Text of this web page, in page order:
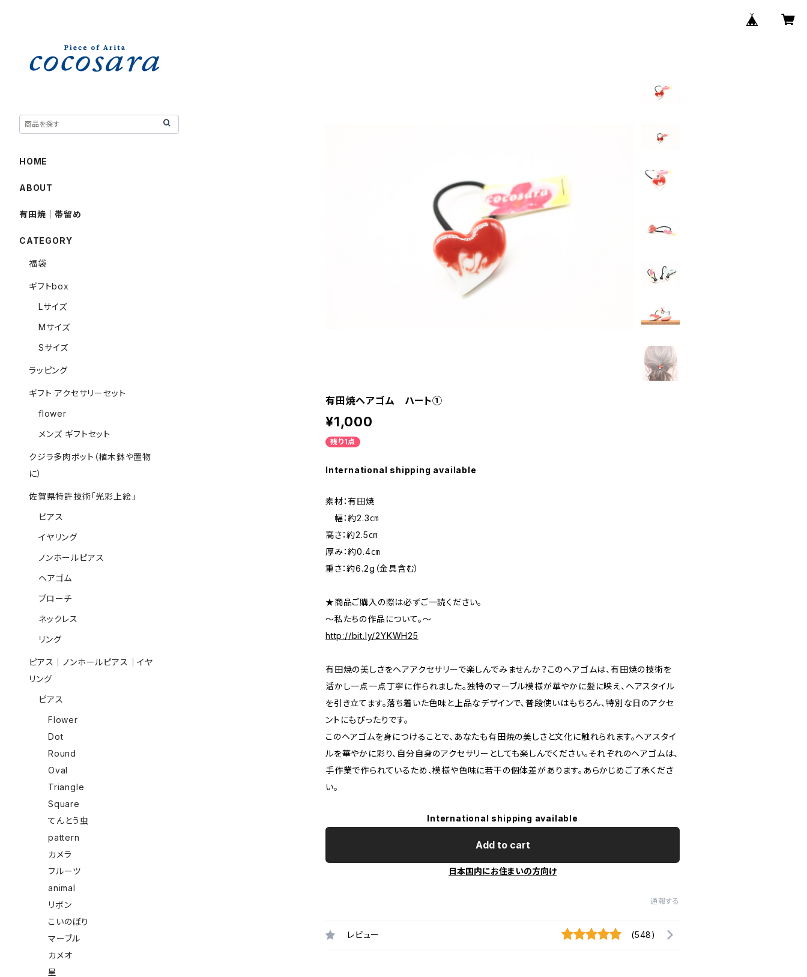
有田焼ヘアゴム ハート①
¥1,000
残り1点
International shipping available
素材：有田焼
幅：約2.3㎝
高さ：約2.5㎝
厚み：約0.4㎝
重さ：約6.2g（金具含む）
★商品ご購入の際は必ずご一読ください。
～私たちの作品について。～
http://bit.ly/2YKWH25
有田焼の美しさをヘアアクセサリーで楽しんでみませんか？このヘアゴムは、有田焼の技術を
活かし一点一点丁寧に作られました。独特のマーブル模様が華やかに髪に映え、ヘアスタイル
を引き立てます。落ち着いた色味と上品なデザインで、普段使いはもちろん、特別な日のアクセ
ントにもぴったりです。
このヘアゴムを身につけることで、あなたも有田焼の美しさと文化に触れられます。ヘアスタイ
ルを華やかに彩り、自分自身のアクセサリーとしても楽しんでください。それぞれのヘアゴムは、
手作業で作られているため、模様や色味に若干の個体差があります。あらかじめご了承くださ
い。
International shipping available
Add to cart
日本国内にお住まいの方向け
通報する
レビュー (548)
HOME
ABOUT
有田焼｜帯留め
CATEGORY
福袋
ギフトbox
Lサイズ
Mサイズ
Sサイズ
ラッピング
ギフト アクセサリーセット
flower
メンズ ギフトセット
クジラ多肉ポット（植木鉢や置物
に）
佐賀県特許技術「光彩上絵」
ピアス
イヤリング
ノンホールピアス
ヘアゴム
ブローチ
ネックレス
リング
ピアス｜ノンホールピアス｜イヤ
リング
ピアス
Flower
Dot
Round
Oval
Triangle
Square
てんとう虫
pattern
カメラ
フルーツ
animal
リボン
こいのぼり
マーブル
カメオ
星